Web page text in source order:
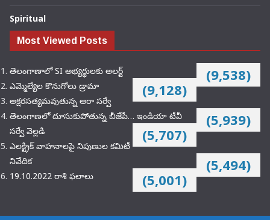
Spiritual
Most Viewed Posts
తెలంగాణాలో SI అభ్యర్థులకు అలర్ట్ (9,538)
ఎమ్మెల్యేల కొనుగోలు డ్రామా (9,128)
అక్షరసత్యమవుతున్న ఆరా సర్వే
(5,939)
తెలంగాణలో దూసుకుపోతున్న బీజేపీ… ఇండియా టీవీ
సర్వే వెల్లడి
(5,707)
ఎలక్ట్రిక్‌ వాహనాలపై నిపుణుల కమిటీ
నివేదిక
(5,494)
19.10.2022 రాశి ఫలాలు (5,001)